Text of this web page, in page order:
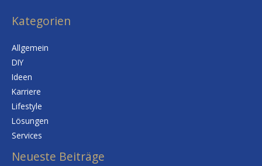
Kategorien
Allgemein
DIY
Ideen
Karriere
Lifestyle
Lösungen
Services
Neueste Beiträge